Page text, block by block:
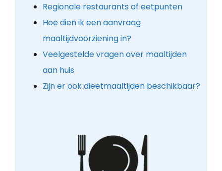
Regionale restaurants of eetpunten
Hoe dien ik een aanvraag
maaltijdvoorziening in?
Veelgestelde vragen over maaltijden
aan huis
Zijn er ook dieetmaaltijden beschikbaar?